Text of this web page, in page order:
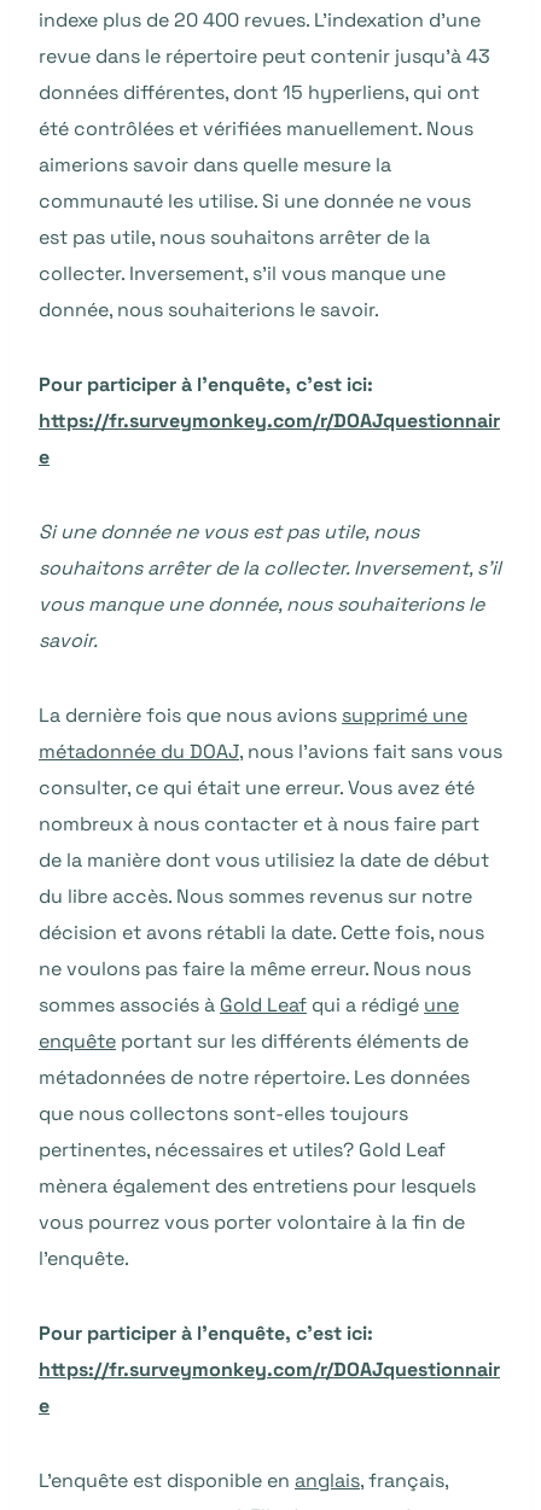
indexe plus de 20 400 revues. L’indexation d’une
revue dans le répertoire peut contenir jusqu’à 43
données différentes, dont 15 hyperliens, qui ont
été contrôlées et vérifiées manuellement. Nous
aimerions savoir dans quelle mesure la
communauté les utilise. Si une donnée ne vous
est pas utile, nous souhaitons arrêter de la
collecter. Inversement, s’il vous manque une
donnée, nous souhaiterions le savoir.
Pour participer à l’enquête, c’est ici:
https://fr.surveymonkey.com/r/DOAJquestionnair
e
Si une donnée ne vous est pas utile, nous
souhaitons arrêter de la collecter. Inversement, s’il
vous manque une donnée, nous souhaiterions le
savoir.
La dernière fois que nous avions supprimé une
métadonnée du DOAJ, nous l’avions fait sans vous
consulter, ce qui était une erreur. Vous avez été
nombreux à nous contacter et à nous faire part
de la manière dont vous utilisiez la date de début
du libre accès. Nous sommes revenus sur notre
décision et avons rétabli la date. Cette fois, nous
ne voulons pas faire la même erreur. Nous nous
sommes associés à Gold Leaf qui a rédigé une
enquête portant sur les différents éléments de
métadonnées de notre répertoire. Les données
que nous collectons sont-elles toujours
pertinentes, nécessaires et utiles? Gold Leaf
mènera également des entretiens pour lesquels
vous pourrez vous porter volontaire à la fin de
l’enquête.
Pour participer à l’enquête, c’est ici:
https://fr.surveymonkey.com/r/DOAJquestionnair
e
L’enquête est disponible en anglais, français,